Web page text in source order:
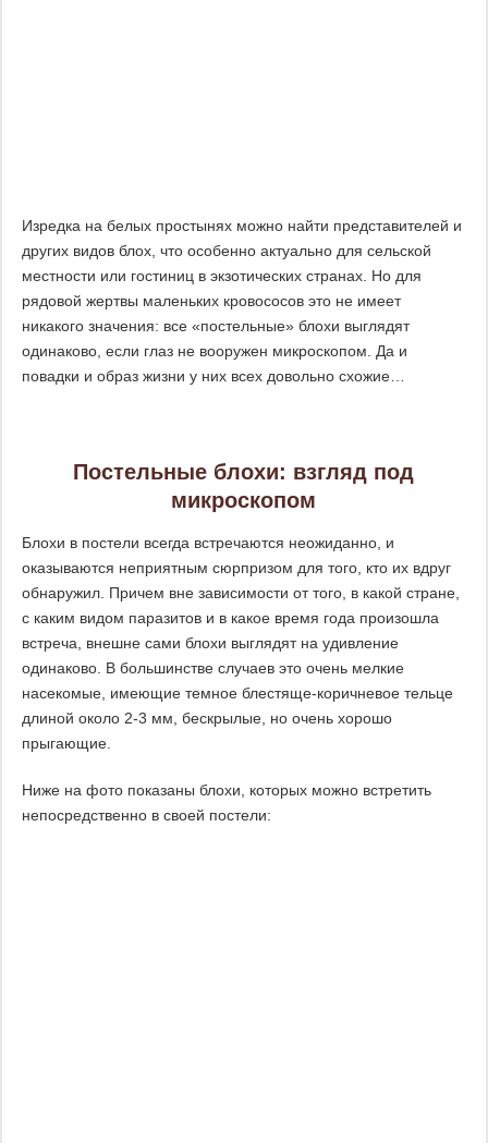
Изредка на белых простынях можно найти представителей и
других видов блох, что особенно актуально для сельской
местности или гостиниц в экзотических странах. Но для
рядовой жертвы маленьких кровососов это не имеет
никакого значения: все «постельные» блохи выглядят
одинаково, если глаз не вооружен микроскопом. Да и
повадки и образ жизни у них всех довольно схожие…
Постельные блохи: взгляд под
микроскопом
Блохи в постели всегда встречаются неожиданно, и
оказываются неприятным сюрпризом для того, кто их вдруг
обнаружил. Причем вне зависимости от того, в какой стране,
с каким видом паразитов и в какое время года произошла
встреча, внешне сами блохи выглядят на удивление
одинаково. В большинстве случаев это очень мелкие
насекомые, имеющие темное блестяще-коричневое тельце
длиной около 2-3 мм, бескрылые, но очень хорошо
прыгающие.
Ниже на фото показаны блохи, которых можно встретить
непосредственно в своей постели: